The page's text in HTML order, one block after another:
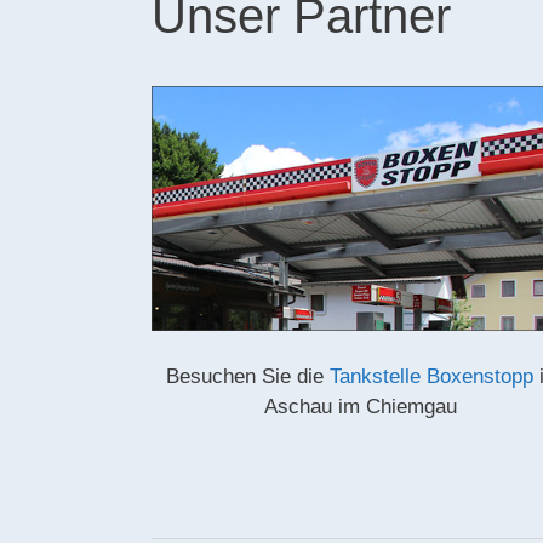
Unser Partner
Besuchen Sie die Tankstelle Boxenstopp
Aschau im Chiemgau